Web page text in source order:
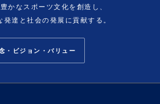
かなスポーツ文化を創造し、
発達と社会の発展に貢献する。
・ビジョン・バリュー